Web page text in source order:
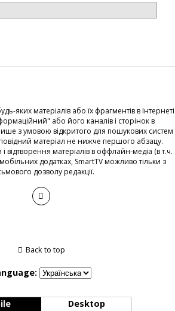
яких матеріалів або їх фрагментів в Інтернеті
або його каналів і сторінок в
з умовою відкритого для пошукових систем
матеріал не нижче першого абзацу.
відтворення матеріалів в оффлайн-медіа (в т.ч.
додатках, SmartTV можливо тільки з
дозволу редакції.
Back to top
Desktop